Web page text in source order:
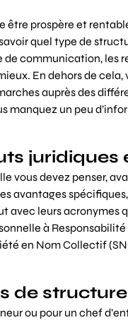
être prospère et
quel type de
de communication,
En dehors de
auprès des
manquez un peu
juridiques
vous devez penser,
avantages
avec leurs acronymes
à
en Nom Collectif
de
ou pour un chef